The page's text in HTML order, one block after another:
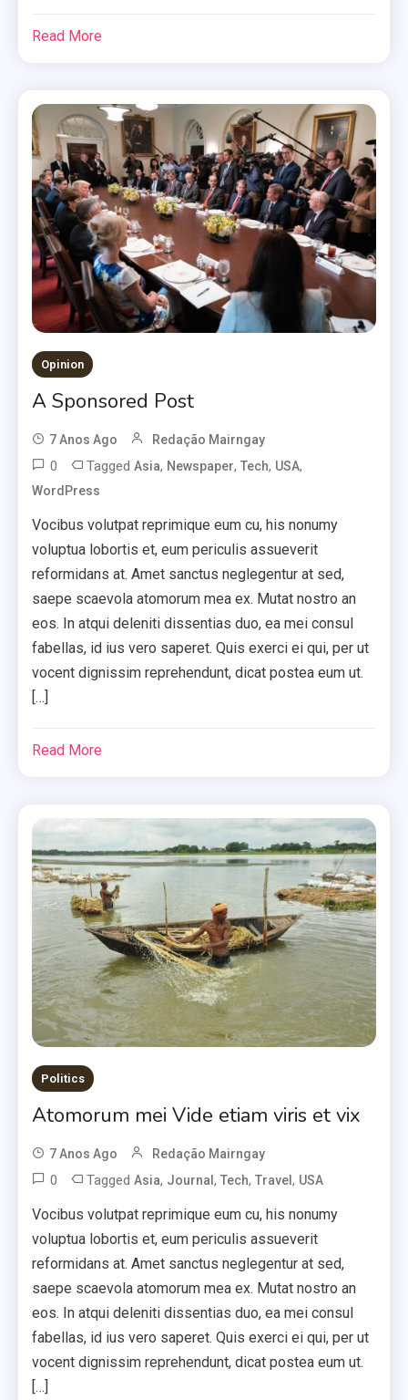
Read More
Opinion
A Sponsored Post
7 Anos Ago Redação Mairngay
0 TaggedAsia, Newspaper,Tech, USA,
WordPress
Vocibus volutpat reprimique eum cu, his nonumy
voluptua lobortis et, eum periculis assueverit
reformidans at. Amet sanctus neglegentur at sed,
saepe scaevola atomorum mea ex. Mutat nostro an
eos. In atqui deleniti dissentias duo, ea mei consul
fabellas, id ius vero saperet. Quis exerci ei qui, per ut
vocent dignissim reprehendunt, dicat postea eum ut.
[…]
Read More
Politics
Atomorum mei Vide etiam viris et vix
7 Anos Ago Redação Mairngay
0 TaggedAsia, Journal,Tech,Travel, USA
Vocibus volutpat reprimique eum cu, his nonumy
voluptua lobortis et, eum periculis assueverit
reformidans at. Amet sanctus neglegentur at sed,
saepe scaevola atomorum mea ex. Mutat nostro an
eos. In atqui deleniti dissentias duo, ea mei consul
fabellas, id ius vero saperet. Quis exerci ei qui, per ut
vocent dignissim reprehendunt, dicat postea eum ut.
[…]